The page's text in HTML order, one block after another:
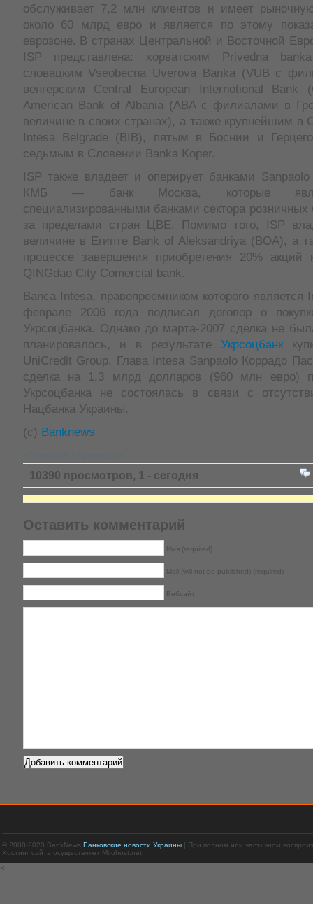
обслуживает 7,2 млн клиентов и имеет
около 60 млрд евро и является по этому
еврозоне. В странах Центральной и Восточной
ISP представлена: хорватским Privedna
словацким Vseobecna Uverova Banka (VUB с
венгерским Central European Internotional Bank
American Bank of Albania (АBA с филиалами в
величине в своих странах), а также крупнейшим в
Intesa Belgrade (BIB), пятым в Боснии и
седьмым в Словении Banka Koper.
ISP также владеет и оперирует банками
КМБ — банк Москва, которые
специализированными банками сектора розничных
за пределами стран ЦВЕ. Помимо того, ISP
величине в Египте Вank of Aleksandriya (BOA), а
процессе завершения приобретения 20% акций
QINGdao City Comercial bank.
Banca Intesa, правопреемником которого является
феврале 2006 года подписал договор о
Укрсоцбанка. Однако до марта-2007 сделка не
планировалось, и в результате Укрсоцбанк
UniCredit Group. Глава Intesa Sanpaolo Коррадо
сделка на 1,3 млрд долларов (960 млн евро)
Укрсоцбанка не состоялась в связи с
Нацбанка Украины.
(с) Banknews
10390 просмотров, 1 - сегодня
Оставить комментарий
Имя (required)
Mail (will not be published) (required)
Вебсайт
© 2008-2020 BankNews Банковские новости Украины| При полном или частичном
Хостинг сайта осуществляет Mirohost.net.
<